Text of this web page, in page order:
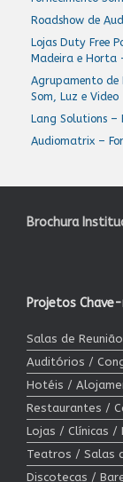
Roadshow de
Lojas Duty Free
Madeira e Horta
Agrupamento de
Som, Luz e Video
Lang Solutions –
Audiomatrix –
Brochura
Projetos
Salas de
Auditórios /
Hotéis /
Restaurantes /
Lojas / Clínicas /
Teatros / Salas
Discotecas /